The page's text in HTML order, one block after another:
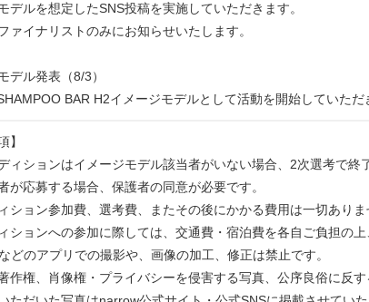
デルを想定したSNS投稿を実施していただきます。
ァイナリストのみにお知らせいたします。
デル発表（8/3）
BAR H2イメージモデルとして活動を開始していただ
】
ィションはイメージモデル該当者がいない場合、2次選考で終
が応募する場合、保護者の同意が必要です。
ション参加費、選考費、またその後にかかる費用は一切ありま
ションへの参加に際しては、交通費・宿泊費を各自ご負担の
どのアプリでの撮影や、画像の加工、修正は禁止です。
作権、肖像権・プライバシーを侵害する写真、公序良俗に反す